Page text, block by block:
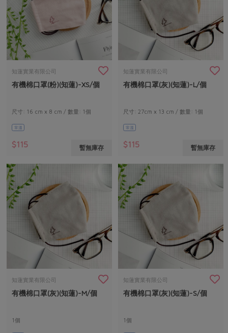
豆製品
肉品・水產
水畜加工品
調理食材・點心
調味醬料/南北貨 烘焙
保健食品
居家好物
美妝保養
家庭清潔 織品
常備菜
蔬食
蛋料理
料理方式
醬料
湯品．鍋物
涼拌沙拉
飲品
主題食譜
異國料理
年菜食譜
2026年端午節預購圓滿結束
更多預購活動
當季產品
合作25-經典快閃最後一週
合作25-精選產品第三彈
更多當季產品
議題活動
主婦聯盟X樂齡網特約優惠案
30%rPET紅烏龍茶
2024農業發展計畫年度報告
更多議題活動
把最好的台灣味帶回家！
社內大小事 合作聯合國
產品故事 生活提案
樂齡生活
廚房瑜伽
減硝酸鹽 惜食
減添加物 減塑減廢
公益金 食農教育
更多議題
生活者e週報
綠主張月刊
認識合作社
關於我們
合作社組織
員工與求才
自主把關
檢驗報告
硝酸鹽檢驗
社員權益
合作社法規
社務專區
選舉專區
媒體報導
重要公告
知蓮實業有限公司
有機棉口罩(粉)(知蓮)-XS/個
尺寸: 16 cm x 8 cm / 數量: 1個
常溫
$115 暫無庫存
知蓮實業有限公司
有機棉口罩(灰)(知蓮)-L/個
尺寸: 27cm x 13 cm / 數量: 1個
常溫
$115 暫無庫存
知蓮實業有限公司
有機棉口罩(灰)(知蓮)-M/個
1個
知蓮實業有限公司
有機棉口罩(灰)(知蓮)-S/個
1個